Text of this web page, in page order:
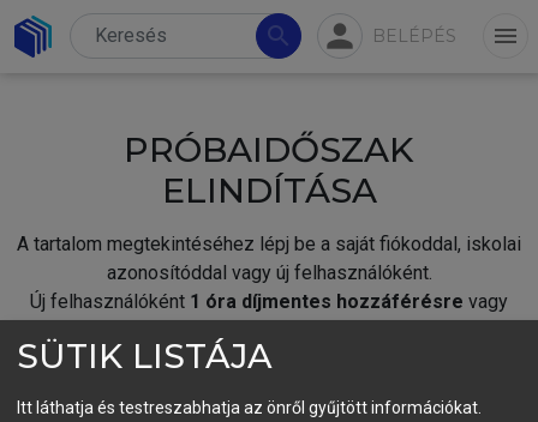
search person BELÉPÉS menu
PRÓBAIDŐSZAK
ELINDÍTÁSA
A tartalom megtekintéséhez lépj be a saját fiókoddal, iskolai
azonosítóddal vagy új felhasználóként.
Új felhasználóként 1 óra díjmentes hozzáférésre vagy
fiókoddal,vagy hozz létre új fiókot.
SÜTIK LISTÁJA
Itt láthatja és testreszabhatja az önről gyűjtött információkat.